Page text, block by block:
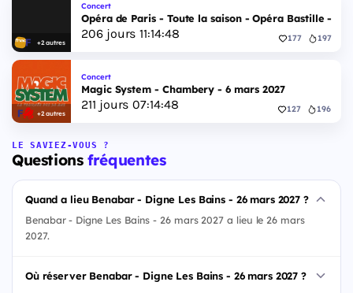
+2 autres
Concert
Opéra de Paris - Toute la saison - Opéra Bastille - 2
206jours 11:14:47 177 197
+2 autres
Concert
Magic System - Chambery - 6 mars 2027
211 jours 07:14:47 127 196
LE SAVIEZ-VOUS ?
Questionsfréquentes
Quand a lieu Benabar - Digne Les Bains - 26 mars 2027 ?
Benabar - Digne Les Bains - 26 mars 2027 a lieu le 26 mars
2027.
Où réserver Benabar - Digne Les Bains - 26 mars 2027 ?